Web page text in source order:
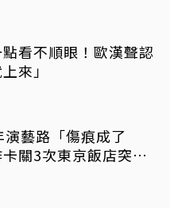
看不順眼！歐漢聲認
來」
藝路「傷痕成了
關3次東京飯店突找